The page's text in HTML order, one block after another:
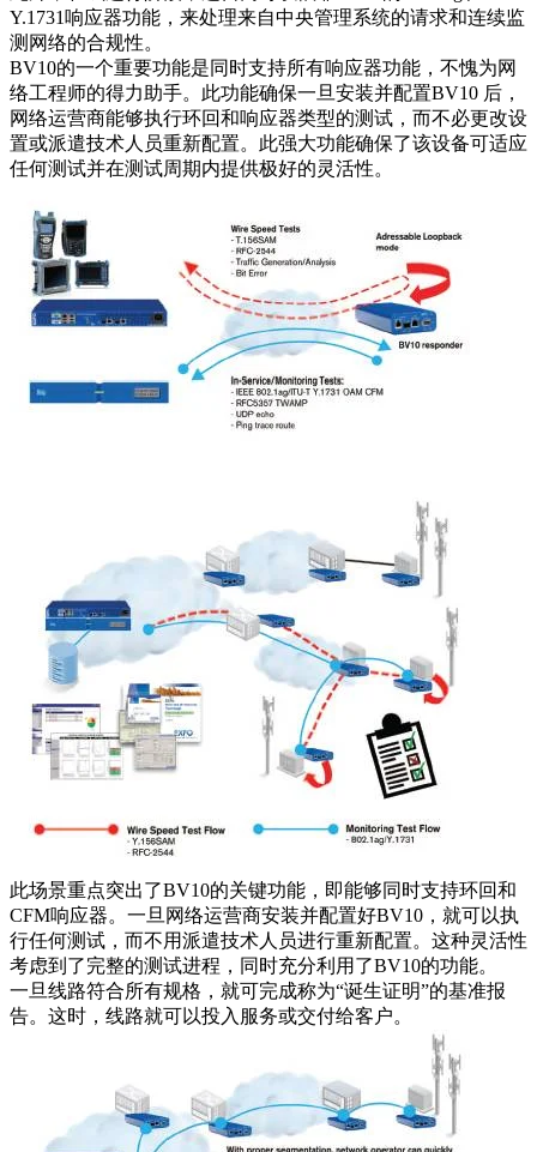
Y.1731响应器功能，来处理来自中央管理系统的请求和连续监
测网络的合规性。
BV10的一个重要功能是同时支持所有响应器功能，不愧为网
络工程师的得力助手。此功能确保一旦安装并配置BV10 后，
网络运营商能够执行环回和响应器类型的测试，而不必更改设
置或派遣技术人员重新配置。此强大功能确保了该设备可适应
任何测试并在测试周期内提供极好的灵活性。
此场景重点突出了BV10的关键功能，即能够同时支持环回和
CFM响应器。一旦网络运营商安装并配置好BV10，就可以执
行任何测试，而不用派遣技术人员进行重新配置。这种灵活性
考虑到了完整的测试进程，同时充分利用了BV10的功能。
一旦线路符合所有规格，就可完成称为“诞生证明”的基准报
告。这时，线路就可以投入服务或交付给客户。